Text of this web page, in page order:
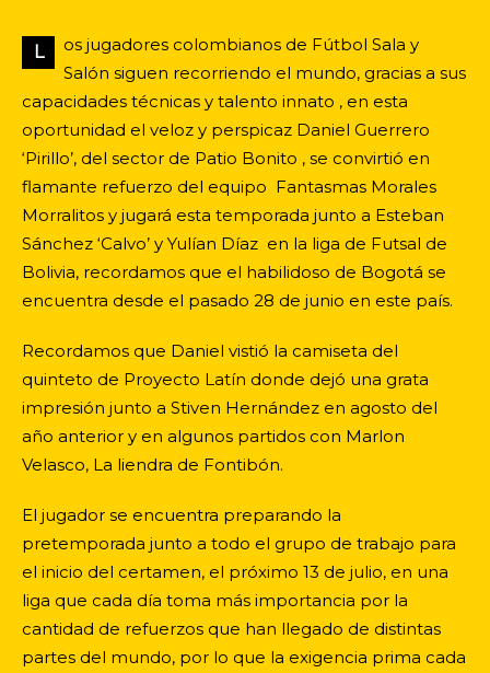
L
os jugadores colombianos de Fútbol Sala y
Salón siguen recorriendo el mundo, gracias a sus
capacidades técnicas y talento innato , en esta
oportunidad el veloz y perspicaz Daniel Guerrero
‘Pirillo’, del sector de Patio Bonito , se convirtió en
flamante refuerzo del equipo Fantasmas Morales
Morralitos y jugará esta temporada junto a Esteban
Sánchez ‘Calvo’ y Yulían Díaz en la liga de Futsal de
Bolivia, recordamos que el habilidoso de Bogotá se
encuentra desde el pasado 28 de junio en este país.
Recordamos que Daniel vistió la camiseta del
quinteto de Proyecto Latín donde dejó una grata
impresión junto a Stiven Hernández en agosto del
año anterior y en algunos partidos con Marlon
Velasco, La liendra de Fontibón.
El jugador se encuentra preparando la
pretemporada junto a todo el grupo de trabajo para
el inicio del certamen, el próximo 13 de julio, en una
liga que cada día toma más importancia por la
cantidad de refuerzos que han llegado de distintas
partes del mundo, por lo que la exigencia prima cada